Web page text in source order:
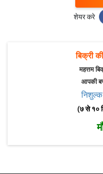
शेयर करे
बिक्री
महत्तम
आपकी
निशुल्क
(७ से १०